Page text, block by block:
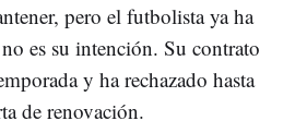
pero el futbolista ya ha
es su intención. Su contrato
y ha rechazado hasta
de renovación.